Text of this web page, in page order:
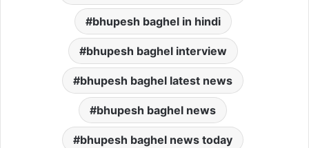
bhupesh baghel in hindi
bhupesh baghel interview
bhupesh baghel latest news
bhupesh baghel news
bhupesh baghel news today